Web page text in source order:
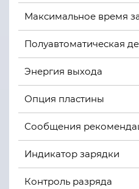
Максимальное время
Полуавтоматическая
Энергия выхода
Опция пластины
Сообщения
Индикатор зарядки
Контроль разряда